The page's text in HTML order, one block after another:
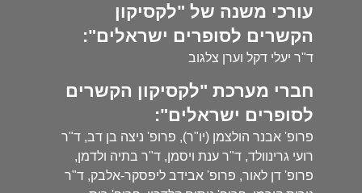
עורכי משנה של "לקסיקון
הקשרים לסופרים ישראלים":
ד"ר יעלי דקל וערן צלגוב
חברי מערכת "לקסיקון הקשרים
לסופרים ישראלים":
פרופ' אבנר הולצמן (יו"ר), פרופ' ניצה בן דב, ד"ר
רועי גרינוולד, ד"ר ענת ויסמן, ד"ר בתיה ולדמן,
פרופ' דן לאור, פרופ' אבידב ליפסקר-אלבק, ד"ר